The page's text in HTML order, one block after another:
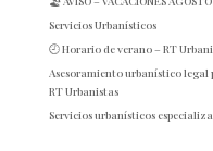
Servicios Urbanísticos
🕘 Horario de verano – RT
Asesoramiento urbanístico legal
RT Urbanistas
Servicios urbanísticos